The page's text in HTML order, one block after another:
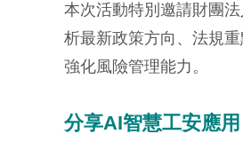
本次活動特別邀請財團
析最新政策方向、法規
強化風險管理能力。
分享AI智慧工安應